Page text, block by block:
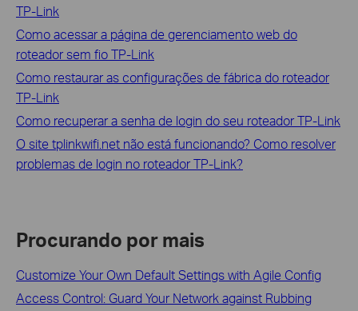
TP-Link
Como acessar a página de gerenciamento web do
roteador sem fio TP-Link
Como restaurar as configurações de fábrica do roteador
TP-Link
Como recuperar a senha de login do seu roteador TP-Link
O site tplinkwifi.net não está funcionando? Como resolver
problemas de login no roteador TP-Link?
Procurando por mais
Customize Your Own Default Settings with Agile Config
Access Control: Guard Your Network against Rubbing